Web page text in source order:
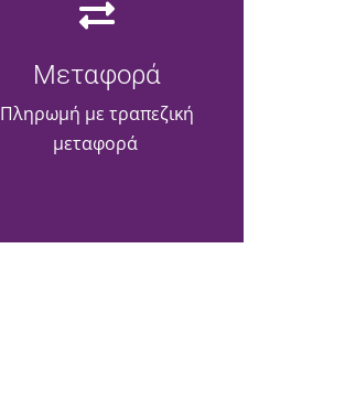
Μεταφορά
Πληρωμή με τραπεζική
μεταφορά